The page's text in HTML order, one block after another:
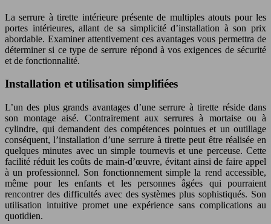
La serrure à tirette intérieure présente de multiples atouts pour les
portes intérieures, allant de sa simplicité d’installation à son prix
abordable. Examiner attentivement ces avantages vous permettra de
déterminer si ce type de serrure répond à vos exigences de sécurité
et de fonctionnalité.
Installation et utilisation simplifiées
L’un des plus grands avantages d’une serrure à tirette réside dans
son montage aisé. Contrairement aux serrures à mortaise ou à
cylindre, qui demandent des compétences pointues et un outillage
conséquent, l’installation d’une serrure à tirette peut être réalisée en
quelques minutes avec un simple tournevis et une perceuse. Cette
facilité réduit les coûts de main-d’œuvre, évitant ainsi de faire appel
à un professionnel. Son fonctionnement simple la rend accessible,
même pour les enfants et les personnes âgées qui pourraient
rencontrer des difficultés avec des systèmes plus sophistiqués. Son
utilisation intuitive promet une expérience sans complications au
quotidien.